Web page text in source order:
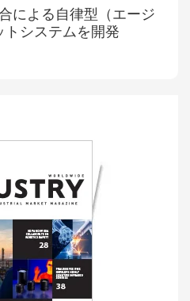
による自律型（エージ
トシステムを開発